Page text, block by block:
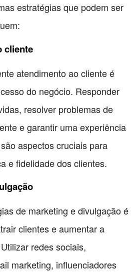
estratégias que podem ser
cliente
atendimento ao cliente é
do negócio. Responder
resolver problemas de
e garantir uma experiência
aspectos cruciais para
e fidelidade dos clientes.
de marketing e divulgação é
clientes e aumentar a
redes sociais,
marketing, influenciadores